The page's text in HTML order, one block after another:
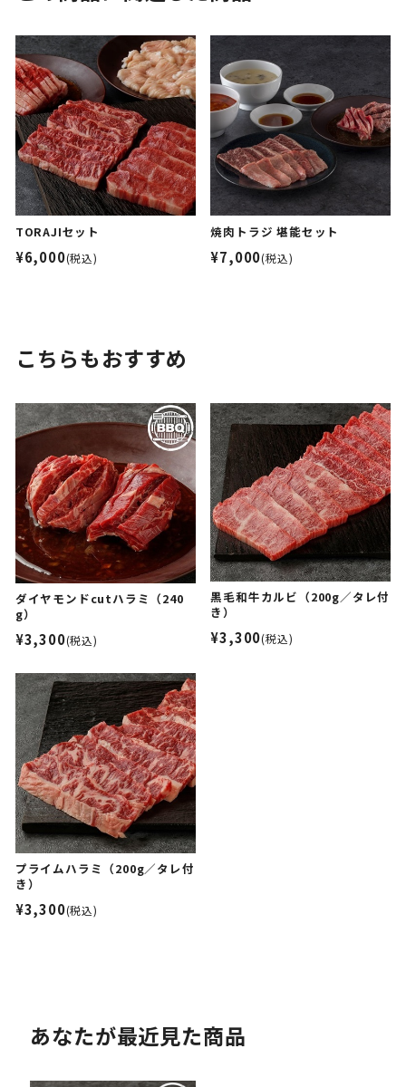
TORAJIセット
¥6,000(税込)
焼肉トラジ 堪能セット
¥7,000(税込)
こちらもおすすめ
ダイヤモンドcutハラミ（240
g）
¥3,300(税込)
黒毛和牛カルビ（200g／タレ付
き）
¥3,300(税込)
プライムハラミ（200g／タレ付
き）
¥3,300(税込)
あなたが最近見た商品